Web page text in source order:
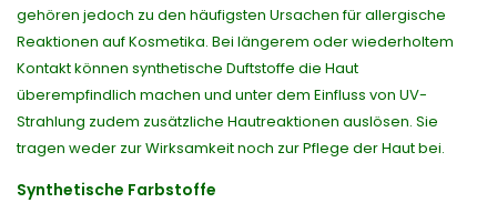
gehören jedoch zu den häufigsten Ursachen für allergische
Reaktionen auf Kosmetika. Bei längerem oder wiederholtem
Kontakt können synthetische Duftstoffe die Haut
überempfindlich machen und unter dem Einfluss von UV-
Strahlung zudem zusätzliche Hautreaktionen auslösen. Sie
tragen weder zur Wirksamkeit noch zur Pflege der Haut bei.
Synthetische Farbstoffe